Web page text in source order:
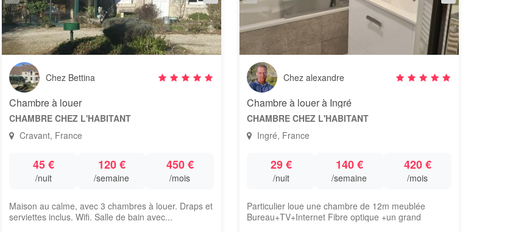
Chez Bettina
Chambre à louer
CHAMBRE CHEZ L'HABITANT
Cravant, France
45 €
/nuit
120 €
/semaine
450 €
/mois
Maison au calme, avec 3 chambres à louer. Draps et
serviettes inclus. Wifi. Salle de bain avec...
Chez alexandre
Chambre à louer à Ingré
CHAMBRE CHEZ L'HABITANT
Ingré, France
29 €
/nuit
140 €
/semaine
420 €
/mois
Particulier loue une chambre de 12m meublée
Bureau+TV+Internet Fibre optique +un grand